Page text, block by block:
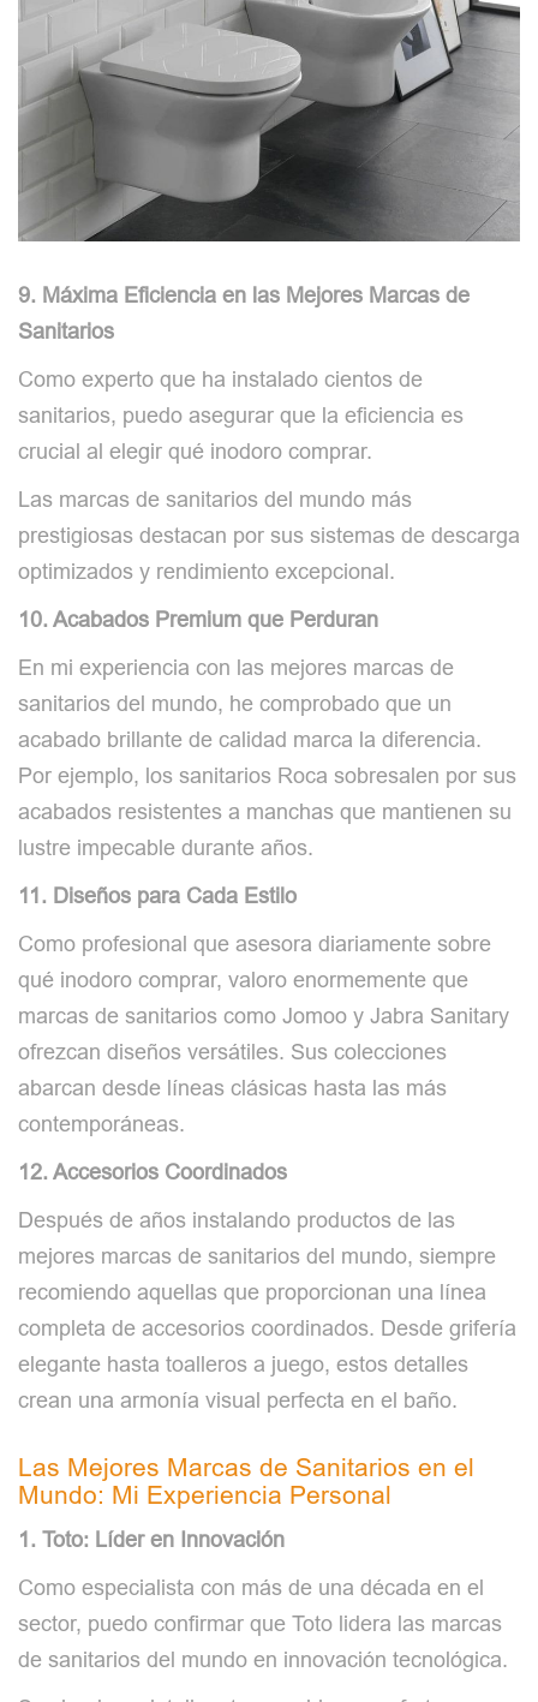
9. Máxima Eficiencia en las Mejores Marcas de
Sanitarios
Como experto que ha instalado cientos de
sanitarios, puedo asegurar que la eficiencia es
crucial al elegir qué inodoro comprar.
Las marcas de sanitarios del mundo más
prestigiosas destacan por sus sistemas de descarga
optimizados y rendimiento excepcional.
10. Acabados Premium que Perduran
En mi experiencia con las mejores marcas de
sanitarios del mundo, he comprobado que un
acabado brillante de calidad marca la diferencia.
Por ejemplo, los sanitarios Roca sobresalen por sus
acabados resistentes a manchas que mantienen su
lustre impecable durante años.
11. Diseños para Cada Estilo
Como profesional que asesora diariamente sobre
qué inodoro comprar, valoro enormemente que
marcas de sanitarios como Jomoo y Jabra Sanitary
ofrezcan diseños versátiles. Sus colecciones
abarcan desde líneas clásicas hasta las más
contemporáneas.
12. Accesorios Coordinados
Después de años instalando productos de las
mejores marcas de sanitarios del mundo, siempre
recomiendo aquellas que proporcionan una línea
completa de accesorios coordinados. Desde grifería
elegante hasta toalleros a juego, estos detalles
crean una armonía visual perfecta en el baño.
Las Mejores Marcas de Sanitarios en el
Mundo: Mi Experiencia Personal
1. Toto: Líder en Innovación
Como especialista con más de una década en el
sector, puedo confirmar que Toto lidera las marcas
de sanitarios del mundo en innovación tecnológica.